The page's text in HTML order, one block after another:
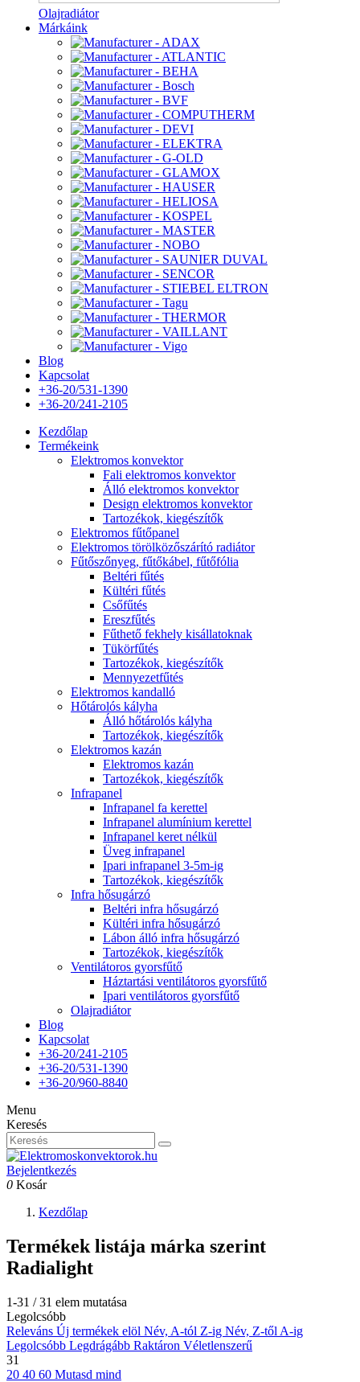
Olajradiátor
Márkáink
Blog
Kapcsolat
+36-20/531-1390
+36-20/241-2105
Kezdőlap
Termékeink
Elektromos konvektor
Fali elektromos konvektor
Álló elektromos konvektor
Design elektromos konvektor
Tartozékok, kiegészítők
Elektromos fűtőpanel
Elektromos törölközőszárító radiátor
Fűtőszőnyeg, fűtőkábel, fűtőfólia
Beltéri fűtés
Kültéri fűtés
Csőfűtés
Ereszfűtés
Fűthető fekhely kisállatoknak
Tükörfűtés
Tartozékok, kiegészítők
Mennyezetfűtés
Elektromos kandalló
Hőtárolós kályha
Álló hőtárolós kályha
Tartozékok, kiegészítők
Elektromos kazán
Elektromos kazán
Tartozékok, kiegészítők
Infrapanel
Infrapanel fa kerettel
Infrapanel alumínium kerettel
Infrapanel keret nélkül
Üveg infrapanel
Ipari infrapanel 3-5m-ig
Tartozékok, kiegészítők
Infra hősugárzó
Beltéri infra hősugárzó
Kültéri infra hősugárzó
Lábon álló infra hősugárzó
Tartozékok, kiegészítők
Ventilátoros gyorsfűtő
Háztartási ventilátoros gyorsfűtő
Ipari ventilátoros gyorsfűtő
Olajradiátor
Blog
Kapcsolat
+36-20/241-2105
+36-20/531-1390
+36-20/960-8840
Menu
Keresés
Bejelentkezés
0 Kosár
Kezdőlap
Termékek listája márka szerint
Radialight
1-31 / 31 elem mutatása
Legolcsóbb
Releváns Új termékek elöl Név, A-tól Z-ig Név, Z-től A-ig
Legolcsóbb Legdrágább Raktáron Véletlenszerű
31
20 40 60 Mutasd mind